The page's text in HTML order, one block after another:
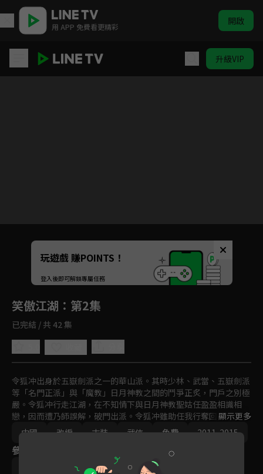
用 APP 免費看更精彩 開啟
升級VIP
Unmute
如有不便請見諒
玩遊戲 賺POINTS！
登入後即可解鎖專屬任務
笑傲江湖 ：第2集
已完結 / 共 42 集
令狐冲出身於五嶽劍派之一的華山派。其時少林、武當、五嶽劍派
等「名門正派」與「魔教」日月神教之間的鬥爭正炙，門戶之別極
嚴。令狐冲行走江湖，在不知情下與日月神教聖姑任盈盈相識相
戀，因而遭乃師誤解，破門出派。令狐冲雖助任我行奪回日月神教
教主之位，卻洞悉任氏野心，不願助紂為虐；所幸任我行暴斃，江
江湖，從此不問世事、笑傲江湖。
顯示更多
中國
改編 古裝 武俠 免費 2011-2015
參與演員
陳喬恩 袁姍姍 楊蓉